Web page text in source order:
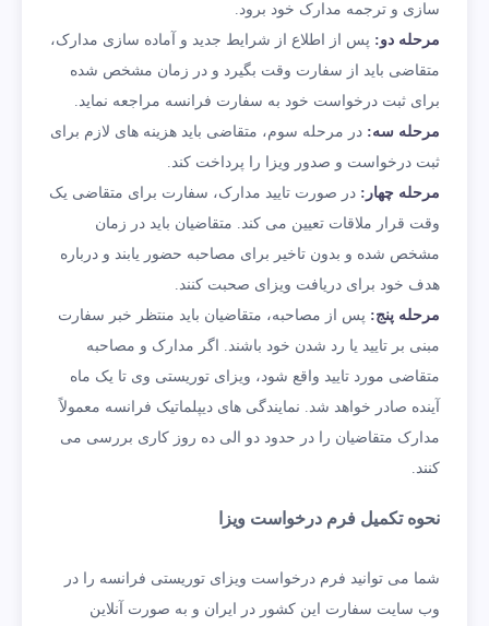
سازی و ترجمه مدارک خود برود.
مرحله دو: پس از اطلاع از شرایط جدید و آماده سازی مدارک،
متقاضی باید از سفارت وقت بگیرد و در زمان مشخص شده
برای ثبت درخواست خود به سفارت فرانسه مراجعه نماید.
مرحله سه: در مرحله سوم، متقاضی باید هزینه های لازم برای
ثبت درخواست و صدور ویزا را پرداخت کند.
مرحله چهار: در صورت تایید مدارک، سفارت برای متقاضی یک
وقت قرار ملاقات تعیین می کند. متقاضیان باید در زمان
مشخص شده و بدون تاخیر برای مصاحبه حضور یابند و درباره
هدف خود برای دریافت ویزای صحبت کنند.
مرحله پنج: پس از مصاحبه، متقاضیان باید منتظر خبر سفارت
مبنی بر تایید یا رد شدن خود باشند. اگر مدارک و مصاحبه
متقاضی مورد تایید واقع شود، ویزای توریستی وی تا یک ماه
آینده صادر خواهد شد. نمایندگی های دیپلماتیک فرانسه معمولاً
مدارک متقاضیان را در حدود دو الی ده روز کاری بررسی می
کنند.
نحوه تکمیل فرم درخواست ویزا
شما می توانید فرم درخواست ویزای توریستی فرانسه را در
وب سایت سفارت این کشور در ایران و به صورت آنلاین